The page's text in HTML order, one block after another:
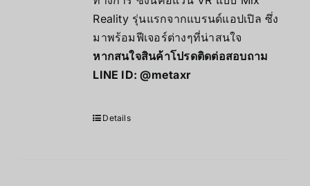
–
124,000.00฿
Reality รุ่นแรกจากแบรนด์แอปเปิล ซึ่ง
มาพร้อมฟีเจอร์ต่างๆที่น่าสนใจ
หากสนใจสินค้าโปรดติดต่อสอบถาม
LINE ID:@metaxr
Details